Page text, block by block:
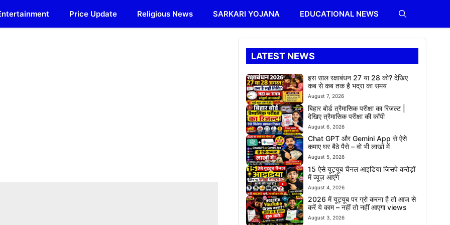
Price Update Religious News SARKARI YOJANA EDUCATIONAL NEWS
LATEST NEWS
इस साल रक्षाबंधन 27 या 28 को? देखिए
कब से कब तक है भद्रा का समय
August 7, 2026
बिहार बोर्ड त्रैमासिक परीक्षा का रिजल्ट |
देखिए त्रैमासिक परीक्षा की कॉपी
August 6, 2026
Chat GPT और Gemini App से ऐसे
कमाए घर बैठे पैसे – वो भी लाखों में
August 5, 2026
15 ऐसे यूट्यूब चैनल आइडिया जिसपे करोड़ों
में व्यूज़ आएंगे
August 4, 2026
2026 में यूट्यूब पर ग्रो करना है तो आज से
करें ये काम – नहीं तो नहीं आएगा views
August 3, 2026